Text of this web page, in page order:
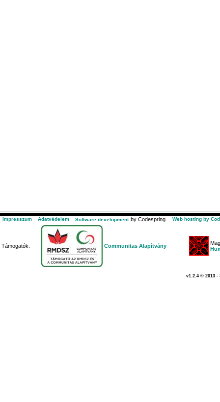
Impresszum Adatvédelem Software development by Codespring. Web hosting by
Támogatók: Communitas Alapítvány
v1.2.4 © 2013